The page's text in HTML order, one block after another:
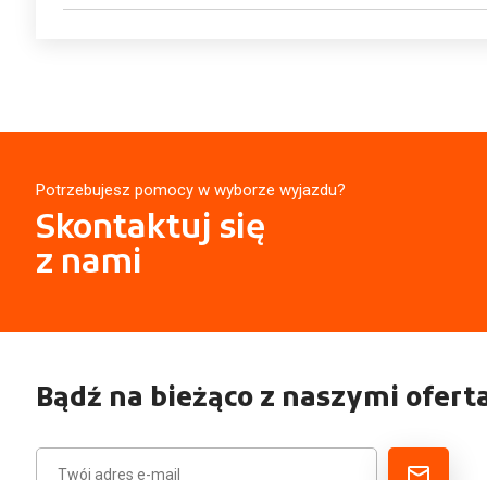
Potrzebujesz pomocy w wyborze wyjazdu?
Skontaktuj się
z nami
Bądź na bieżąco z naszymi